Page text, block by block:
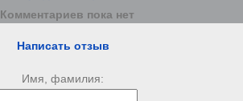
Комментариев пока нет
Написать отзыв
Имя, фамилия: